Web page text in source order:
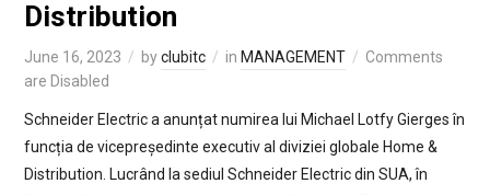
Distribution
June 16, 2023 byclubitc in MANAGEMENT
Comments
are Disabled
Schneider Electric a anunțat numirea lui Michael Lotfy Gierges în
funcția de vicepreședinte executiv al diviziei globale Home &
Distribution. Lucrând la sediul Schneider Electric din SUA, în